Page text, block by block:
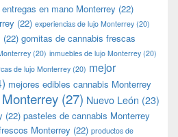
entregas en mano Monterrey (22)
(22) experiencias de lujo Monterrey (20)
(22) gomitas de cannabis frescas
(20) inmuebles de lujo Monterrey (20)
de lujo Monterrey(20) mejor
mejores edibles cannabis Monterrey
Monterrey (27) Nuevo León (23)
(22) pasteles de cannabis Monterrey
Monterrey (22) productos de